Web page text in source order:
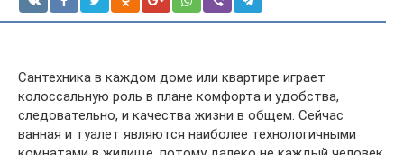
Сантехника в каждом доме или квартире играет
колоссальную роль в плане комфорта и удобства,
следовательно, и качества жизни в общем. Сейчас
ванная и туалет являются наиболее технологичными